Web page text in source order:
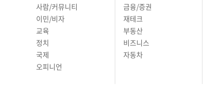
사람/커뮤니티
이민/비자
교육
정치
국제
오피니언
금융/증권
재테크
부동산
비즈니스
자동차